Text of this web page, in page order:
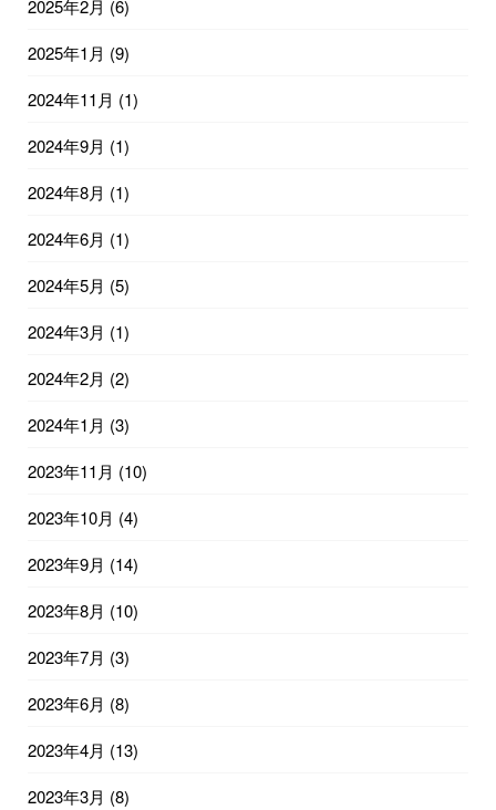
2025年2月 (6)
2025年1月 (9)
2024年11月 (1)
2024年9月 (1)
2024年8月 (1)
2024年6月 (1)
2024年5月 (5)
2024年3月 (1)
2024年2月 (2)
2024年1月 (3)
2023年11月 (10)
2023年10月 (4)
2023年9月 (14)
2023年8月 (10)
2023年7月 (3)
2023年6月 (8)
2023年4月 (13)
2023年3月 (8)